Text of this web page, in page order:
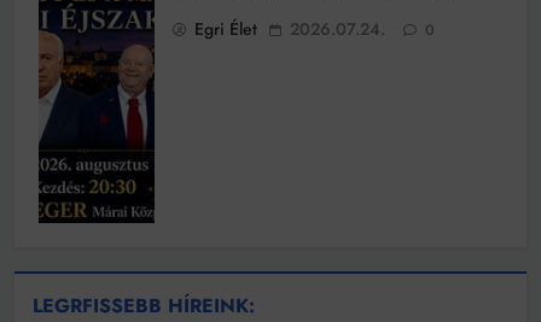
Egri Élet 2026.07.24. 0
LEGRFISSEBB HÍREINK: